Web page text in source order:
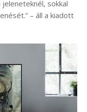
sokkal
– áll a kiadott